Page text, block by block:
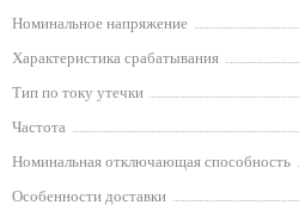
Номинальное напряжение
Характеристика срабатывания
Тип по току утечки
Частота
Номинальная отключающая способность
Особенности доставки